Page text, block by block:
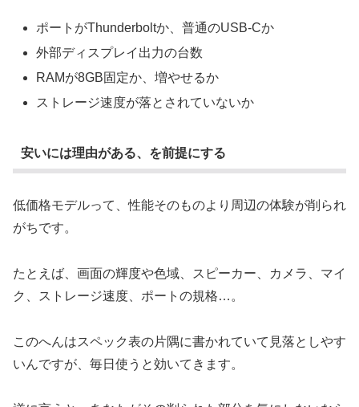
ポートがThunderboltか、普通のUSB-Cか
外部ディスプレイ出力の台数
RAMが8GB固定か、増やせるか
ストレージ速度が落とされていないか
安いには理由がある、を前提にする
低価格モデルって、性能そのものより周辺の体験が削られ
がちです。
たとえば、画面の輝度や色域、スピーカー、カメラ、マイ
ク、ストレージ速度、ポートの規格…。
このへんはスペック表の片隅に書かれていて見落としやす
いんですが、毎日使うと効いてきます。